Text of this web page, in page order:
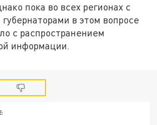
пока во всех регионах с
в этом вопросе
с распространением
информации.